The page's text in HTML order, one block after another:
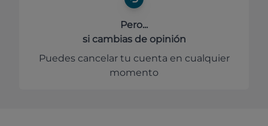
Pero...
si cambias de opinión
Puedes cancelar tu cuenta en cualquier
momento